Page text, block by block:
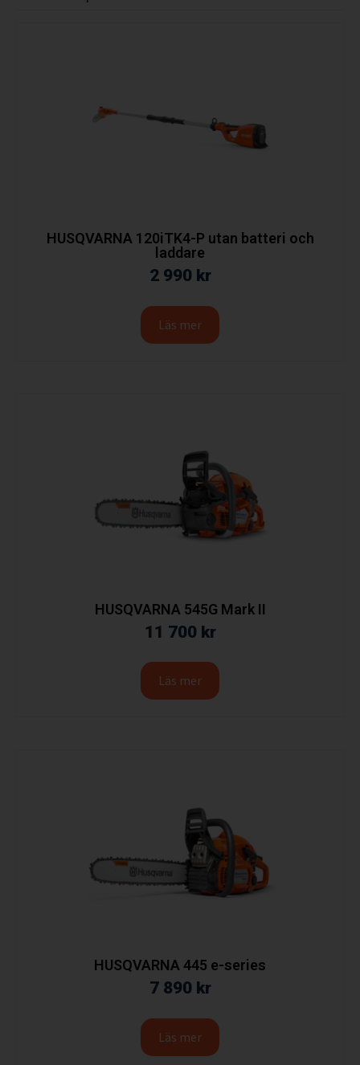
HUSQVARNA 120iTK4-P utan batteri och
laddare
2 990 kr
Läs mer
HUSQVARNA 545G Mark II
11 700 kr
Läs mer
HUSQVARNA 445 e-series
7 890 kr
Läs mer